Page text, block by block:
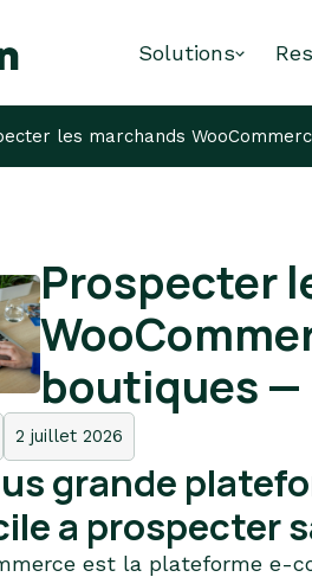
Solutions
les marchands
Prospecter
boutiques —
2 juillet 2026
grande
a prospecter
est la plateforme e-